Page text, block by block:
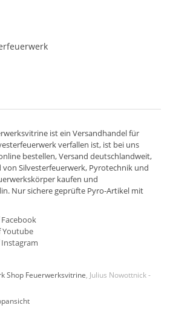
ist ein Versandhandelfür
verfallen ist, ist bei uns
bestellen,Versand deutschlandweit,
von Silvesterfeuerwerk, Pyrotechnik und
kaufen und
Nur sichere geprüfte Pyro-Artikel mit
Youtube
Shop Feuerwerksvitrine , Julius Nowottnick -